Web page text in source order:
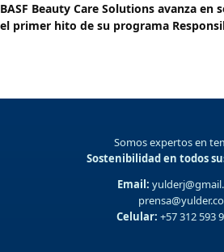
BASF Beauty Care Solutions avanza en
el primer hito de su programa
Somos expertos en
Sostenibilidad en todos
Email:
prensa@yulder.co
Celular: +57 312 593